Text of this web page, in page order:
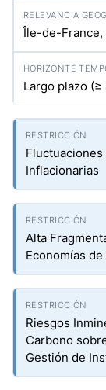
Île-de-France,
Largo plazo (≥
Inflacionarias
Alta
Economías de
Riesgos
Carbono
Gestión de